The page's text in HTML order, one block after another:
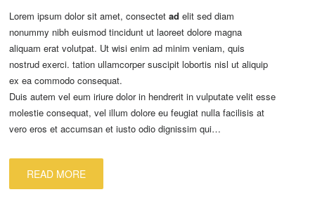
Lorem ipsum dolor sit amet, consectetad elit sed diam
nonummy nibh euismod tincidunt ut laoreet dolore magna
aliquam erat volutpat. Ut wisi enim ad minim veniam, quis
nostrud exerci. tation ullamcorper suscipit lobortis nisl ut aliquip
ex ea commodo consequat.
Duis autem vel eum iriure dolor in hendrerit in vulputate velit esse
molestie consequat, vel illum dolore eu feugiat nulla facilisis at
vero eros et accumsan et iusto odio dignissim qui…
READ MORE